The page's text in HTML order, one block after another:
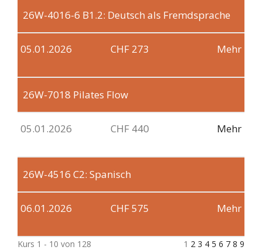
26W-4016-6 B1.2: Deutsch als Fremdsprache
05.01.2026 CHF 273 Mehr
26W-7018 Pilates Flow
05.01.2026 CHF 440 Mehr
26W-4516 C2: Spanisch
06.01.2026 CHF 575 Mehr
Kurs 1 - 10 von 128 1 2 3 4 5 6 7 8 9